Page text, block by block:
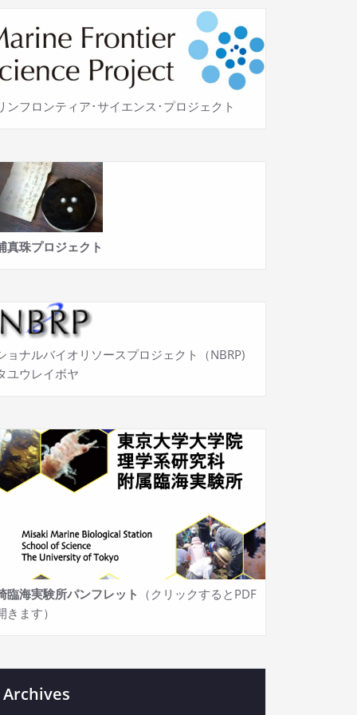
ンフロンティア･サイエンス･プロジェクト
真珠プロジェクト
ョナルバイオリソースプロジェクト（NBRP)
ユウレイボヤ
臨海実験所パンフレット （クリックするとPDF
きます）
Archives